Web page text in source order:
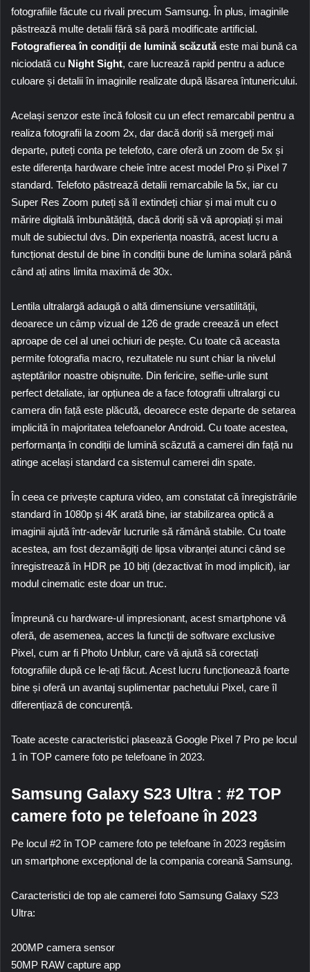
fotografiile făcute cu rivali precum Samsung. În plus, imaginile
păstrează multe detalii fără să pară modificate artificial.
Fotografierea în condiții de lumină scăzutăeste mai bună ca
niciodată cu Night Sight, care lucrează rapid pentru a aduce
culoare și detalii în imaginile realizate după lăsarea întunericului.
Același senzor este încă folosit cu un efect remarcabil pentru a
realiza fotografii la zoom 2x, dar dacă doriți să mergeți mai
departe, puteți conta pe telefoto, care oferă un zoom de 5x și
este diferența hardware cheie între acest model Pro și Pixel 7
standard. Telefoto păstrează detalii remarcabile la 5x, iar cu
Super Res Zoom puteți să îl extindeți chiar și mai mult cu o
mărire digitală îmbunătățită, dacă doriți să vă apropiați și mai
mult de subiectul dvs. Din experiența noastră, acest lucru a
funcționat destul de bine în condiții bune de lumina solară până
când ați atins limita maximă de 30x.
Lentila ultralargă adaugă o altă dimensiune versatilității,
deoarece un câmp vizual de 126 de grade creează un efect
aproape de cel al unei ochiuri de pește. Cu toate că aceasta
permite fotografia macro, rezultatele nu sunt chiar la nivelul
așteptărilor noastre obișnuite. Din fericire, selfie-urile sunt
perfect detaliate, iar opțiunea de a face fotografii ultralargi cu
camera din față este plăcută, deoarece este departe de setarea
implicită în majoritatea telefoanelor Android. Cu toate acestea,
performanța în condiții de lumină scăzută a camerei din față nu
atinge același standard ca sistemul camerei din spate.
În ceea ce privește captura video, am constatat că înregistrările
standard în 1080p și 4K arată bine, iar stabilizarea optică a
imaginii ajută într-adevăr lucrurile să rămână stabile. Cu toate
acestea, am fost dezamăgiți de lipsa vibranței atunci când se
înregistrează în HDR pe 10 biți (dezactivat în mod implicit), iar
modul cinematic este doar un truc.
Împreună cu hardware-ul impresionant, acest smartphone vă
oferă, de asemenea, acces la funcții de software exclusive
Pixel, cum ar fi Photo Unblur, care vă ajută să corectați
fotografiile după ce le-ați făcut. Acest lucru funcționează foarte
bine și oferă un avantaj suplimentar pachetului Pixel, care îl
diferențiază de concurență.
Toate aceste caracteristici plasează Google Pixel 7 Pro pe locul
1 în TOP camere foto pe telefoane în 2023.
Samsung Galaxy S23 Ultra : #2 TOP
camere foto pe telefoane în 2023
Pe locul #2 în TOP camere foto pe telefoane în 2023 regăsim
un smartphone excepțional de la compania coreană Samsung.
Caracteristici de top ale camerei foto Samsung Galaxy S23
Ultra:
200MP camera sensor
50MP RAW capture app